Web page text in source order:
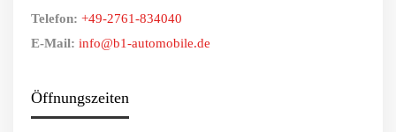
Telefon: +49-2761-834040
E-Mail: info@b1-automobile.de
Öffnungszeiten